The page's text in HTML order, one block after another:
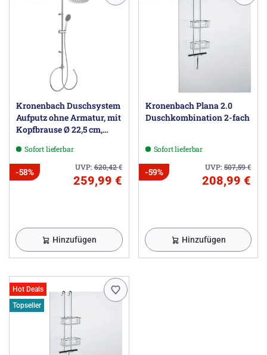
Kronenbach Duschsystem
Aufputz ohne Armatur, mit
Kopfbrause Ø 22,5 cm,
Sofort lieferbar
UVP:620,42€
-58%
259,99 €
Hinzufügen
Kronenbach Plana 2.0
Duschkombination 2-fach
Sofort lieferbar
UVP:507,59€
-59%
208,99 €
Hinzufügen
Hot Deals
Topseller